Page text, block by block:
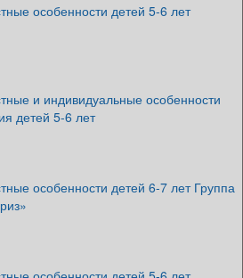
особенности детей 5-6 лет
и индивидуальные особенности
детей 5-6 лет
особенности детей 6-7 лет Группа